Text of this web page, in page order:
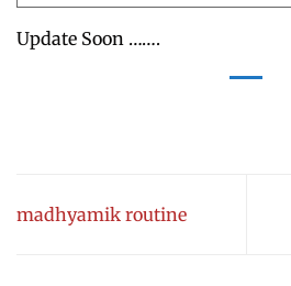
Update Soon …….
madhyamik routine